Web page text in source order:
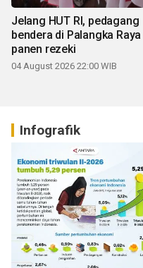
Jelang HUT RI, pedagang
bendera di Palangka Raya
panen rezeki
04 August 2026 22:00 WIB
Infografik